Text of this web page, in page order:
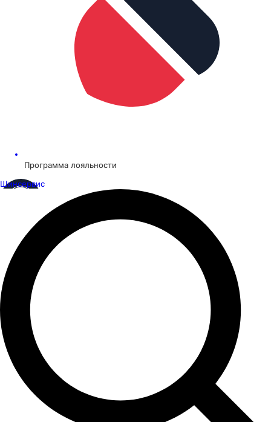
Программа лояльности
Шинсервис